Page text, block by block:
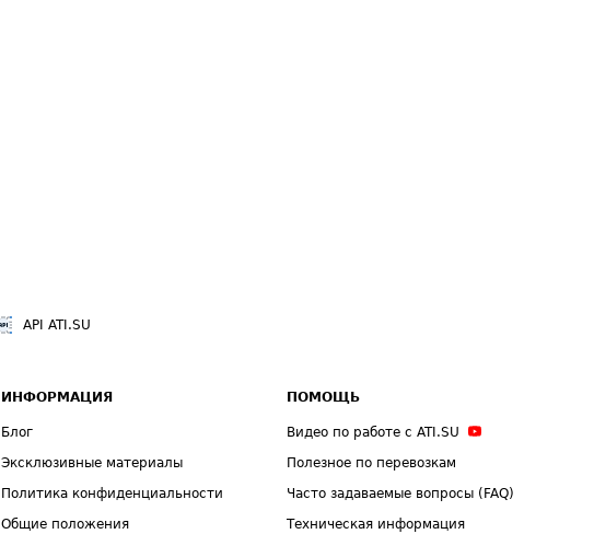
API ATI.SU
ИНФОРМАЦИЯ
Блог
Эксклюзивные материалы
Политика конфиденциальности
Общие положения
ПОМОЩЬ
Видео по работе с ATI.SU
Полезное по перевозкам
Часто задаваемые вопросы (FAQ)
Техническая информация